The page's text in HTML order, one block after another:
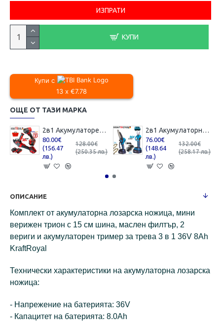
КУПИ
Купи с
13 x €7.78
ОЩЕ ОТ ТАЗИ МАРКА
2в1 Акумулаторен Ъглошлайф и Гайковерт / Импакт KRAFTROYAL 36V 8,0AH 2 батерии Шлайф Червен Комплект
80.00€
(156.47
лв.)
128.00€
(250.35 лв.)
2в1 Акумулаторна Резачка с Автоматично Смазване на Веригата и Лозарска Ножица за Клони 36V 8,0AH KRAFTROYAL 2 батерии в куфар
76.00€
(148.64
лв.)
132.00€
(258.17 лв.)
ОПИСАНИЕ
Комплект от акумулаторна лозарска ножица, мини
верижен трион с 15 см шина, маслен филтър, 2
вериги и акумулаторен тример за трева 3 в 1 36V 8Ah
KraftRoyal
Технически характеристики на акумулаторна лозарска
ножица:
- Напрежение на батерията: 36V
- Капацитет на батерията: 8.0Ah